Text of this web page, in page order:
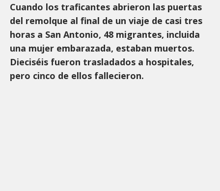
Cuando los traficantes abrieron las puertas
del remolque al final de un viaje de casi tres
horas a San Antonio, 48 migrantes, incluida
una mujer embarazada, estaban muertos.
Dieciséis fueron trasladados a hospitales,
pero cinco de ellos fallecieron.